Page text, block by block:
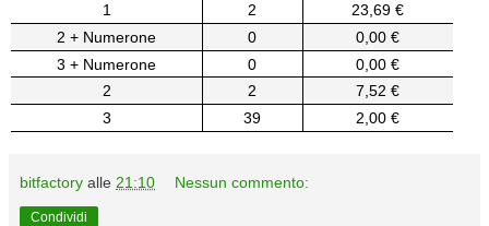
1
2
23,69 €
2 + Numerone
0
0,00 €
3 + Numerone
0
0,00 €
2
2
7,52 €
3
39 2,00 €
bitfactory alle 21:10 Nessun commento:
Condividi